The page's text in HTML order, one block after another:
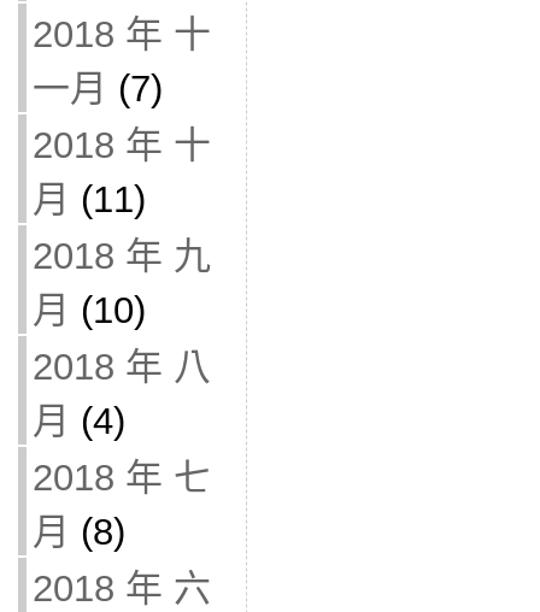
2018 年 十
一月 (7)
2018 年 十
月 (11)
2018 年 九
月 (10)
2018 年 八
月 (4)
2018 年 七
月 (8)
2018 年 六